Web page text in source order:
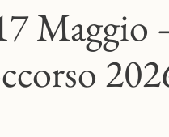
Maggio